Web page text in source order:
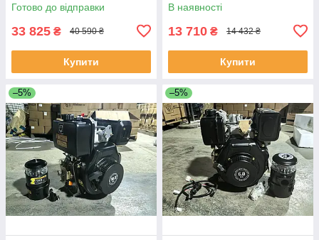
Готово до відправки
33 825 ₴ 40 590 ₴
Купити
В наявності
13 710 ₴ 14 432 ₴
Купити
–5% –5%